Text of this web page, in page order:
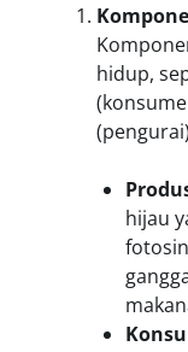
hidup,
hijau